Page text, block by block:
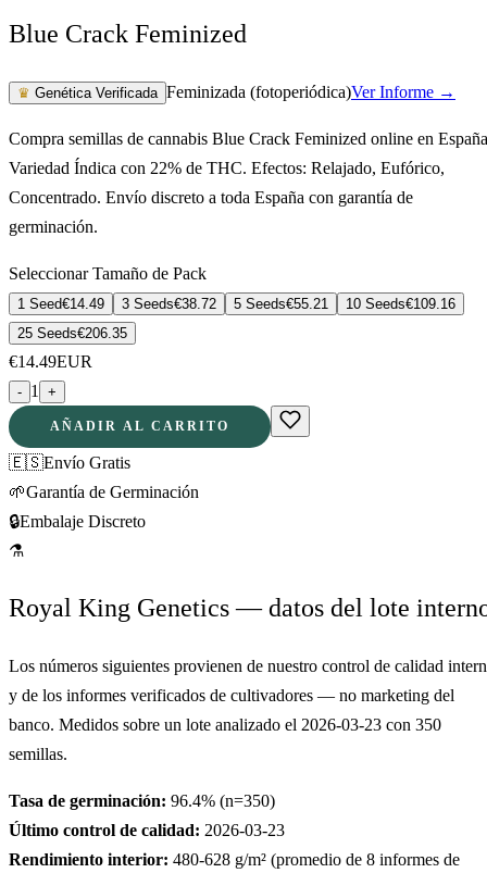
Blue Crack Feminized
♛ Genética Verificada Feminizada (fotoperiódica)Ver Informe →
Compra semillas de cannabis Blue Crack Feminized online en
Variedad Índica con 22% de THC. Efectos: Relajado, Eufórico,
Concentrado. Envío discreto a toda España con garantía de
germinación.
Seleccionar Tamaño de Pack
1 Seed€14.49 3 Seeds€38.72 5 Seeds€55.21 10 Seeds€109.16
25 Seeds€206.35
€14.49EUR
- 1 +
AÑADIR AL CARRITO
🇪🇸Envío Gratis
🌱Garantía de Germinación
🔒Embalaje Discreto
⚗
Royal King Genetics — datos del lote
Los números siguientes provienen de nuestro control de calidad
y de los informes verificados de cultivadores — no marketing del
banco. Medidos sobre un lote analizado el 2026-03-23 con 350
semillas.
Tasa de germinación: 96.4% (n=350)
Último control de calidad: 2026-03-23
Rendimiento interior: 480-628 g/m² (promedio de 8 informes de